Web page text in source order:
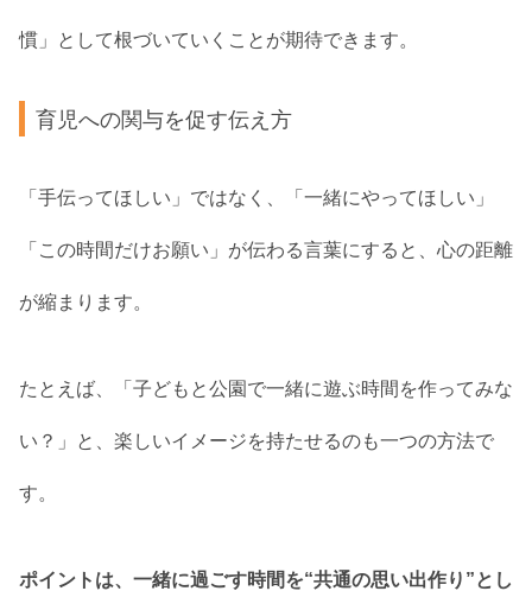
慣」として根づいていくことが期待できます。
育児への関与を促す伝え方
「手伝ってほしい」ではなく、「一緒にやってほしい」
「この時間だけお願い」が伝わる言葉にすると、心の距離
が縮まります。
たとえば、「子どもと公園で一緒に遊ぶ時間を作ってみな
い？」と、楽しいイメージを持たせるのも一つの方法で
す。
ポイントは、一緒に過ごす時間を“共通の思い出作り”とし